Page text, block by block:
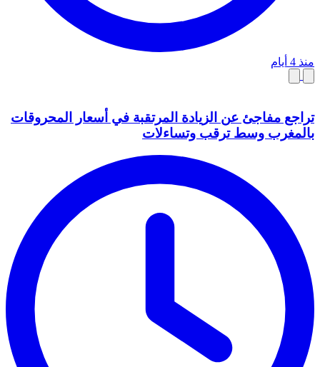
منذ 4 أيام
تراجع مفاجئ عن الزيادة المرتقبة في أسعار المحروقات
بالمغرب وسط ترقب وتساءلات